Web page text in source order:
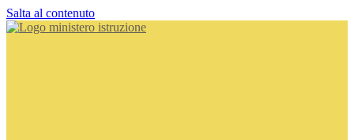
Salta al contenuto